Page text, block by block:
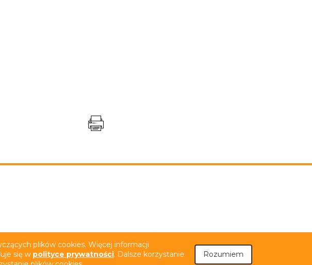
Film z tłumaczeniem PJM Tekst łatwy do czytania (ETR)
plików cookies. Więcej informacji
się w polityce prywatności. Dalsze korzystanie
Rozumiem